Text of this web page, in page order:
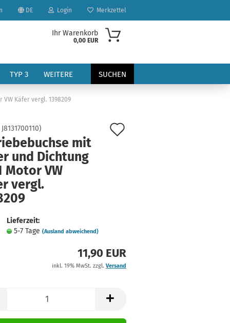
DE Login Merkzettel
Ihr Warenkorb
0,00 EUR
TYP 3 SUCHEN
WEITERE
Käfer vergl. 1398209
J8131700110)
mit
und Dichtung
Motor VW
vergl.
Lieferzeit:
5-7 Tage (Ausland abweichend)
11,90 EUR
inkl. 19% MwSt. zzgl. Versand